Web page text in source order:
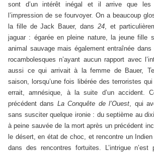
sont d’un intérêt inégal et il arrive que les
l’impression de se fourvoyer. On a beaucoup
la fille de Jack Bauer, dans 24, et
jaguar : égarée en pleine nature, la jeune fille
animal sauvage mais également entraînée dans
rocambolesques n’ayant aucun rapport avec
aussi ce qui arrivait à la femme de Bauer,
saison, lorsqu’une fois libérée des terroristes
errait, amnésique, à la suite d’un accident.
précédent dans La Conquête de l’Ouest, qui
sans susciter quelque ironie : du septième au
à peine sauvée de la mort après un précédent
le désert, en état de choc, et rencontre un
dans des rencontres fortuites. L’intrigue n’est